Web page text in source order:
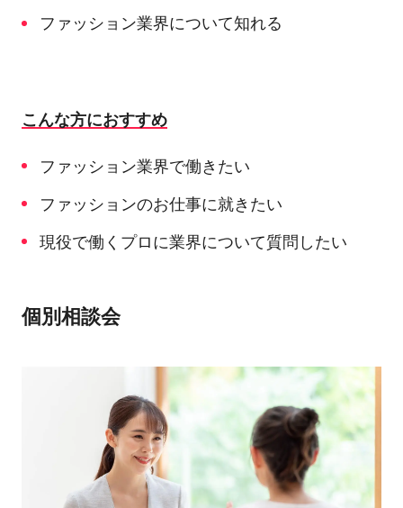
ファッション業界について知れる
こんな方におすすめ
ファッション業界で働きたい
ファッションのお仕事に就きたい
現役で働くプロに業界について質問したい
個別相談会